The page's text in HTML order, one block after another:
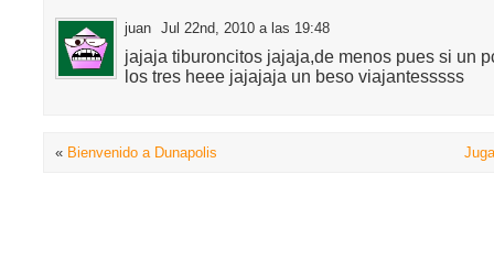
juan Jul 22nd, 2010 a las 19:48
jajaja tiburoncitos jajaja,de menos pues si un
los tres heee jajajaja un beso viajantesssss
« Bienvenido a Dunapolis